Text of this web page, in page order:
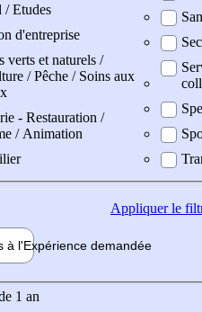
/ Etudes
d'entreprise
verts et naturels /
/ Pêche / Soins aux
- Restauration /
/ Animation
Appliquerle
à l'Expérience demandée
1 an